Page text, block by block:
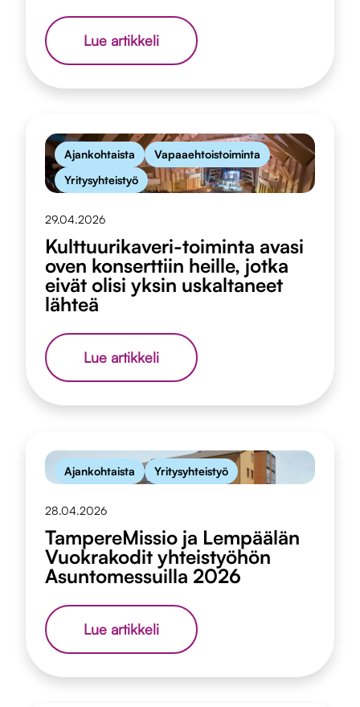
Lue artikkeliNuorten
hyvä
vapaaehtoistyö
–
vaikuttavuutta
toimivien
käytäntöjen
kautta
Ajankohtaista
Vapaaehtoistoiminta
Yritysyhteistyö
29.04.2026
Kulttuurikaveri-toiminta avasi
oven konserttiin heille, jotka
eivät olisi yksin uskaltaneet
lähteä
Lue artikkeliKulttuurikaveri-
toiminta
avasi
oven
jotka
eivät
olisi
Ajankohtaista Yritysyhteistyö
28.04.2026
TampereMissio ja Lempäälän
Vuokrakodit yhteistyöhön
Asuntomessuilla 2026
Lue artikkeliTampereMissio
Lempäälän
Vuokrakodit